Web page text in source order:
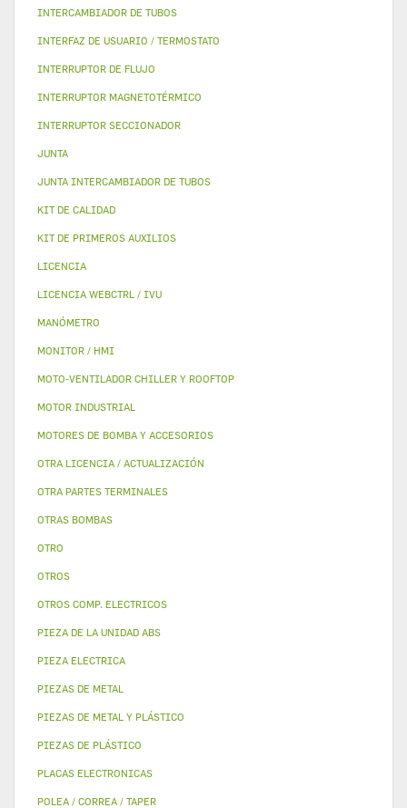
INTERCAMBIADOR DE TUBOS
INTERFAZ DE USUARIO / TERMOSTATO
INTERRUPTOR DE FLUJO
INTERRUPTOR MAGNETOTÉRMICO
INTERRUPTOR SECCIONADOR
JUNTA
JUNTA INTERCAMBIADOR DE TUBOS
KIT DE CALIDAD
KIT DE PRIMEROS AUXILIOS
LICENCIA
LICENCIA WEBCTRL / IVU
MANÓMETRO
MONITOR / HMI
MOTO-VENTILADOR CHILLER Y ROOFTOP
MOTOR INDUSTRIAL
MOTORES DE BOMBA Y ACCESORIOS
OTRA LICENCIA / ACTUALIZACIÓN
OTRA PARTES TERMINALES
OTRAS BOMBAS
OTRO
OTROS
OTROS COMP. ELECTRICOS
PIEZA DE LA UNIDAD ABS
PIEZA ELECTRICA
PIEZAS DE METAL
PIEZAS DE METAL Y PLÁSTICO
PIEZAS DE PLÁSTICO
PLACAS ELECTRONICAS
POLEA / CORREA / TAPER